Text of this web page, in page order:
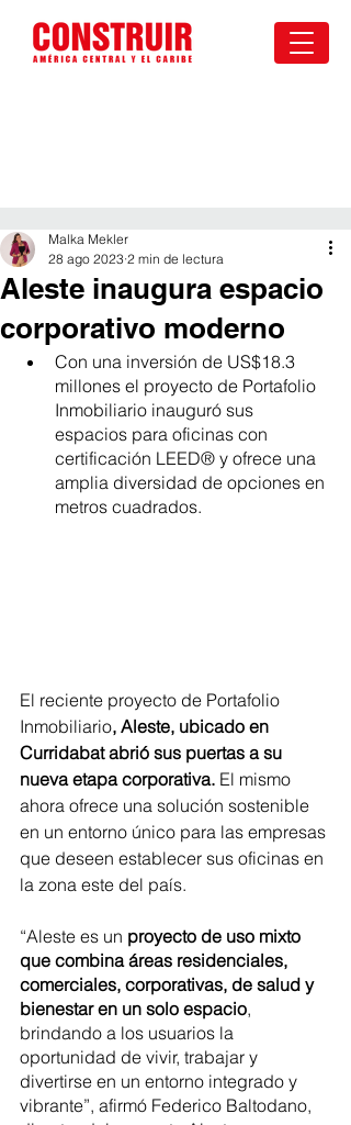
Aleste inaugura espacio
corporativo moderno
Malka Mekler
28 ago 2023 2 min de lectura
Con una inversión de US$18.3
millones el proyecto de Portafolio
Inmobiliario inauguró sus
espacios para oficinas con
certificación LEED® y ofrece una
amplia diversidad de opciones en
metros cuadrados.
El reciente proyecto de Portafolio
Inmobiliario, Aleste, ubicado en
Curridabat abrió sus puertas a su
nueva etapa corporativa. El mismo
ahora ofrece una solución sostenible
en un entorno único para las empresas
que deseen establecer sus oficinas en
la zona este del país.
“Aleste es un proyecto de uso mixto
que combina áreas residenciales,
comerciales, corporativas, de salud y
bienestar en un solo espacio,
brindando a los usuarios la
oportunidad de vivir, trabajar y
divertirse en un entorno integrado y
vibrante”, afirmó Federico Baltodano,